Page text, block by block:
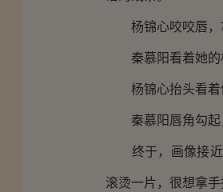
杨锦心咬咬唇，拿
秦慕阳看着她的样
杨锦心抬头看着他
秦慕阳唇角勾起
终于，画像接近
滚烫一片，很想拿